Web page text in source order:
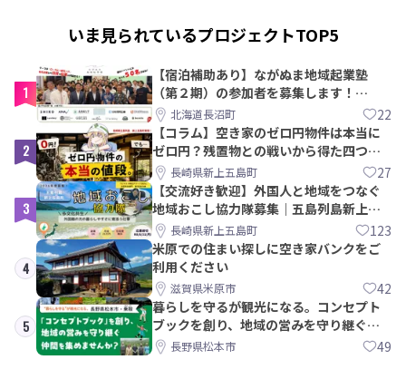
いま見られているプロジェクトTOP5
1
【宿泊補助あり】ながぬま地域起業塾
（第２期）の参加者を募集します！
【8/21〆】
北海道長沼町 22
2
【コラム】空き家のゼロ円物件は本当に
ゼロ円？残置物との戦いから得た四つの
教訓｜新上五島町
長崎県新上五島町 27
3
【交流好き歓迎】外国人と地域をつなぐ
地域おこし協力隊募集｜五島列島新上五
島町長崎県新上五島町 123
4
米原での住まい探しに空き家バンクをご
利用ください
滋賀県米原市 42
5
暮らしを守るが観光になる。コンセプト
ブックを創り、地域の営みを守り継ぐ仲
間を集めませんか？
長野県松本市 49